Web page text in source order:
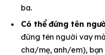
ba.
Có thể đứng tên
đứng tên người vay
cha/mẹ, anh/em),